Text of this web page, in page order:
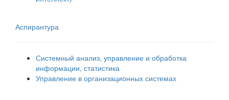
Аспирантура
Системный анализ, управление и обработка
информации, статистика
Управление в организационных системах